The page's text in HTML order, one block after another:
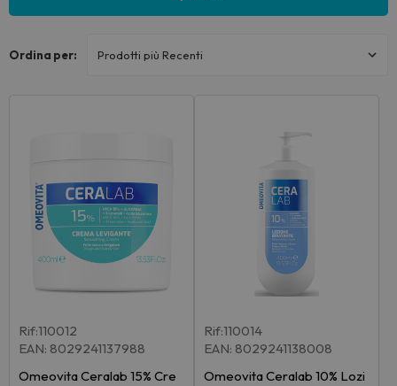
Ordina per:
Rif:110012
EAN: 8029241137988
Omeovita Ceralab 15% Cre
Rif:110014
EAN: 8029241138008
Omeovita Ceralab 10% Lozi